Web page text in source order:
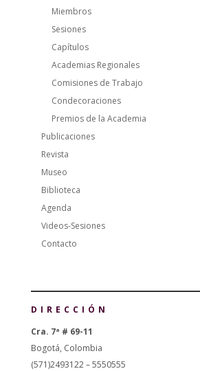
Miembros
Sesiones
Capítulos
Academias Regionales
Comisiones de Trabajo
Condecoraciones
Premios de la Academia
Publicaciones
Revista
Museo
Biblioteca
Agenda
Videos-Sesiones
Contacto
DIRECCIÓN
Cra. 7ª # 69-11
Bogotá, Colombia
(571)2493122 – 5550555